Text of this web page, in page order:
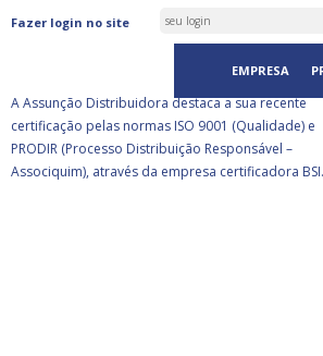
Fazer login no site
EMPRESA
ASSUNÇÃO DISTRIBUIDORA É
CERTIFICADA PELA BSI
A Assunção Distribuidora destaca a sua recente
certificação pelas normas ISO 9001 (Qualidade) e
PRODIR (Processo Distribuição Responsável –
Associquim), através da empresa certificadora BSI.